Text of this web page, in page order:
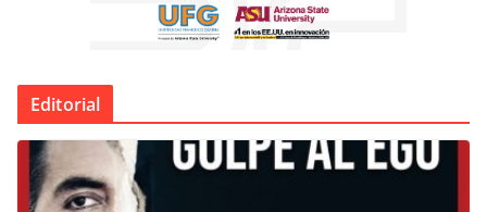
Editorial